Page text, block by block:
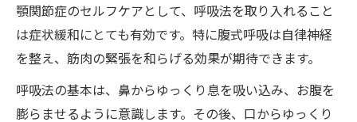
顎関節症のセルフケアとして、呼吸法を取り入れること
は症状緩和にとても有効です。特に腹式呼吸は自律神経
を整え、筋肉の緊張を和らげる効果が期待できます。
呼吸法の基本は、鼻からゆっくり息を吸い込み、お腹を
膨らませるように意識します。その後、口からゆっくり